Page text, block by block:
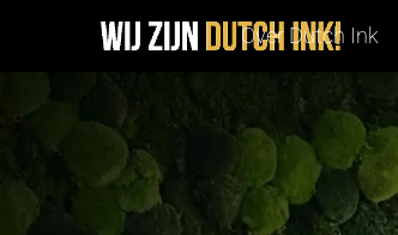
Over Dutch Ink